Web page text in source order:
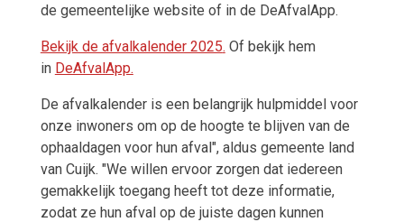
de gemeentelijke website of in de DeAfvalApp.
Bekijk de afvalkalender 2025. Of bekijk hem
in DeAfvalApp.
De afvalkalender is een belangrijk hulpmiddel voor
onze inwoners om op de hoogte te blijven van de
ophaaldagen voor hun afval", aldus gemeente land
van Cuijk. "We willen ervoor zorgen dat iedereen
gemakkelijk toegang heeft tot deze informatie,
zodat ze hun afval op de juiste dagen kunnen